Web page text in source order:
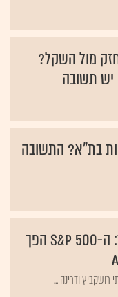
יש תשובה
ודרינה ...